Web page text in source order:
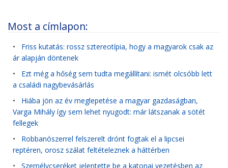
Most a címlapon:
• Friss kutatás: rossz sztereotípia, hogy a magyarok csak az
ár alapján döntenek
• Ezt még a hőség sem tudta megállítani: ismét olcsóbb lett
a családi nagybevásárlás
• Hiába jön az év meglepetése a magyar gazdaságban,
Varga Mihály így sem lehet nyugodt: már látszanak a sötét
fellegek
• Robbanószerrel felszerelt drónt fogtak el a lipcsei
reptéren, orosz szálat feltételeznek a háttérben
• Személycseréket jelentette be a katonai vezetésben az